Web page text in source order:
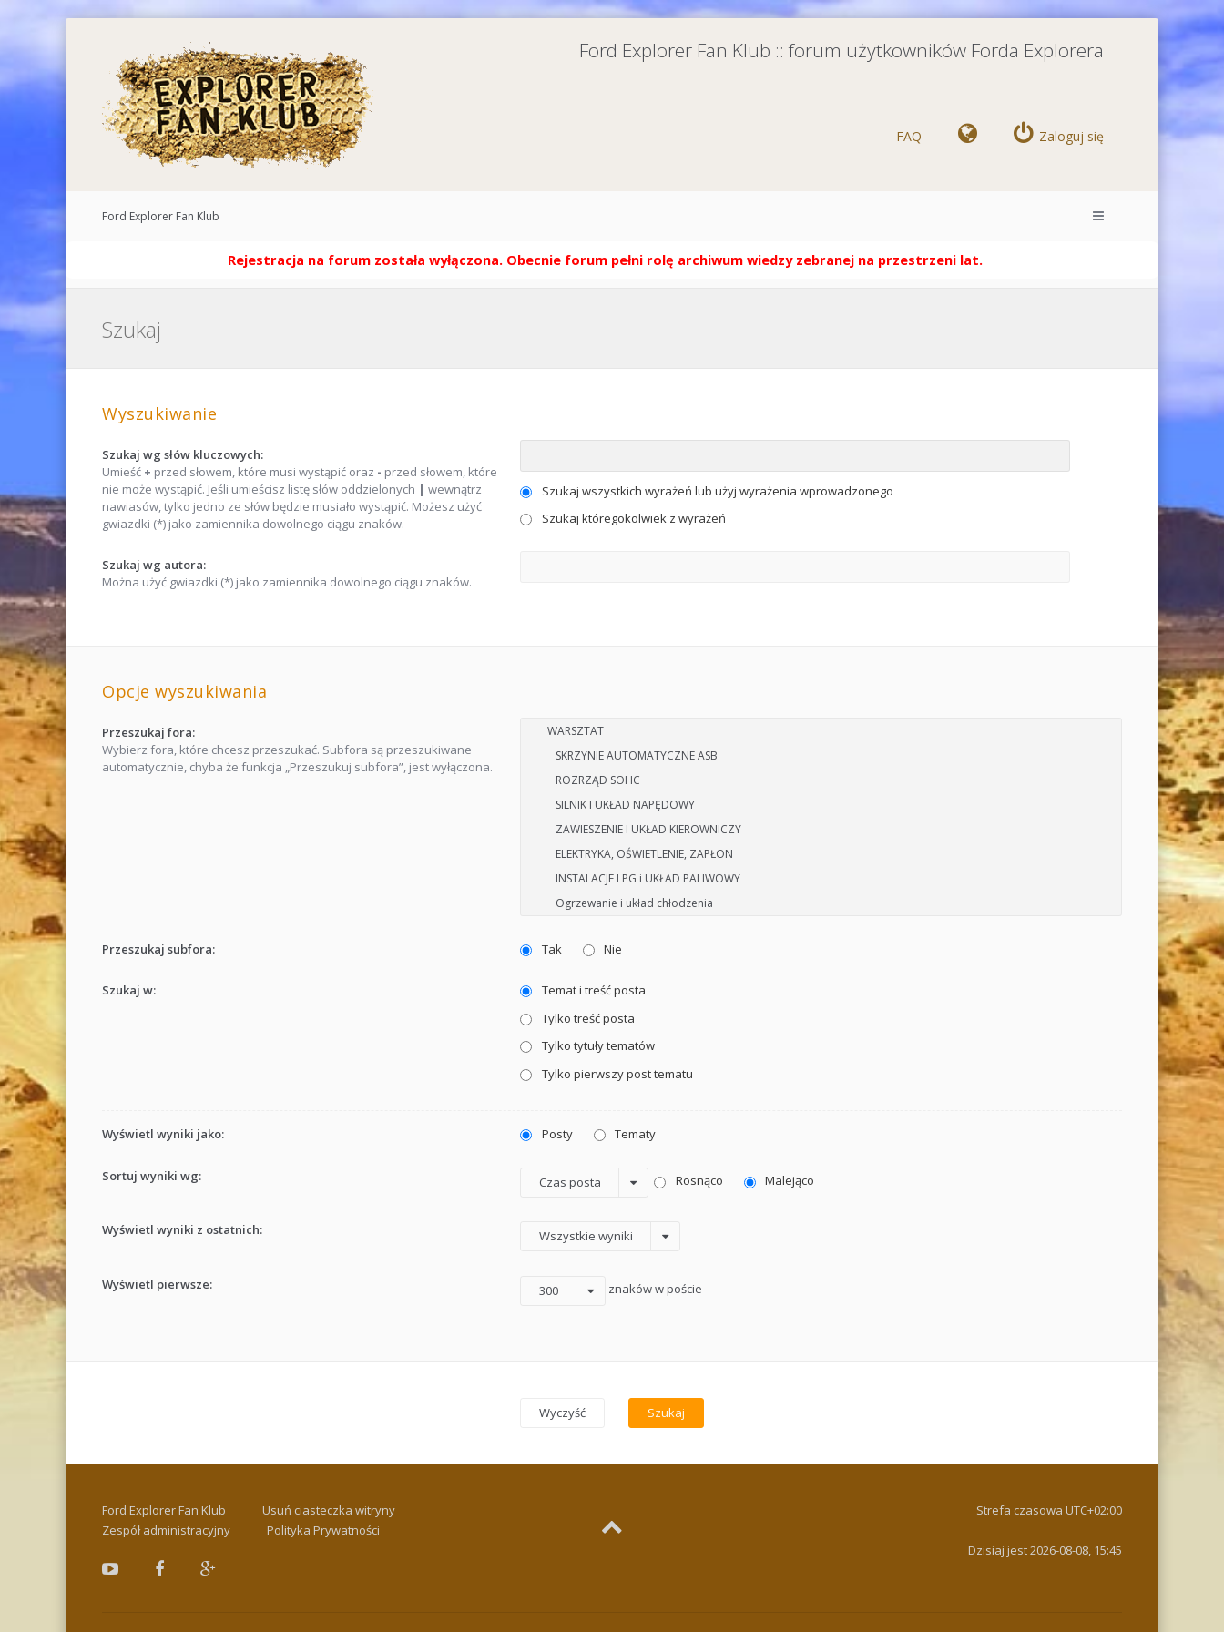
Ford Explorer Fan Klub :: forum użytkowników Forda Explorera
FAQ Zaloguj się
Ford Explorer Fan Klub
Rejestracja na forum została wyłączona. Obecnie forum pełni rolę archiwum wiedzy zebranej na przestrzeni lat.
Szukaj
Wyszukiwanie
Szukaj wg słów kluczowych:
Umieść + przed słowem, które musi wystąpić oraz - przed słowem, które
nie może wystąpić. Jeśli umieścisz listę słów oddzielonych | wewnątrz
nawiasów, tylko jedno ze słów będzie musiało wystąpić. Możesz użyć
gwiazdki (*) jako zamiennika dowolnego ciągu znaków.
Szukaj wszystkich wyrażeń lub użyj wyrażenia wprowadzonego
Szukaj któregokolwiek z wyrażeń
Szukaj wg autora:
Można użyć gwiazdki (*) jako zamiennika dowolnego ciągu znaków.
Opcje wyszukiwania
Przeszukaj fora:
Wybierz fora, które chcesz przeszukać. Subfora są przeszukiwane
automatycznie, chyba że funkcja „Przeszukuj subfora”, jest wyłączona.
Przeszukaj subfora: Tak Nie
Szukaj w:
Temat i treść posta
Tylko treść posta
Tylko tytuły tematów
Tylko pierwszy post tematu
Wyświetl wyniki jako: Posty Tematy
Sortuj wyniki wg: Czas posta Rosnąco Malejąco
Wyświetl wyniki z ostatnich: Wszystkie wyniki
Wyświetl pierwsze: 300 znaków w poście
Ford Explorer Fan Klub
Usuń ciasteczka witryny
Zespół administracyjny
Polityka Prywatności
Strefa czasowa UTC+02:00
Dzisiaj jest 2026-08-08, 15:45